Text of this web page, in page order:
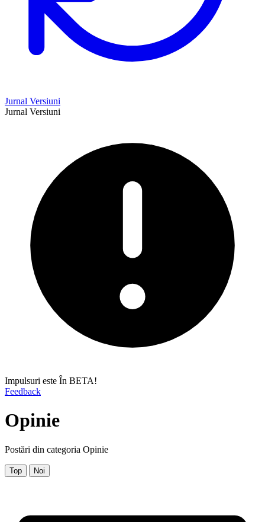
Jurnal Versiuni
Jurnal Versiuni
Impulsuri este În BETA!
Feedback
Opinie
Postări din categoria Opinie
Top Noi